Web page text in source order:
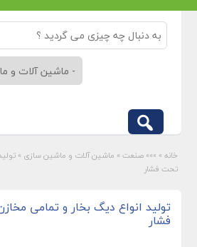
خانه » »»» صنعت » ماشین آلات و ماشین سازی »
تحت فشار
تولید انواع دیگ بخار و تمامی
فشار